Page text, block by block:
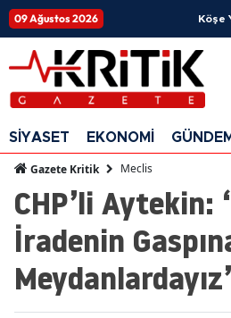
09 Ağustos 2026 Köşe
SİYASET EKONOMİ GÜNDEM
Gazete Kritik Meclis
CHP’li Aytekin:
İradenin